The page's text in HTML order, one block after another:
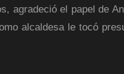
agradeció el papel de
alcaldesa le tocó